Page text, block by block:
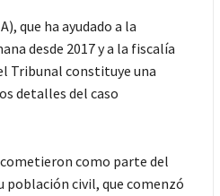
que ha ayudado a la
desde 2017 y a la fiscalía
Tribunal constituye una
detalles del caso
como parte del
civil, que comenzó